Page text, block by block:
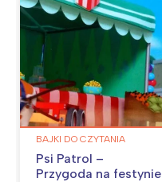
BAJKI DO CZYTANIA
Psi Patrol –
Przygoda na festynie